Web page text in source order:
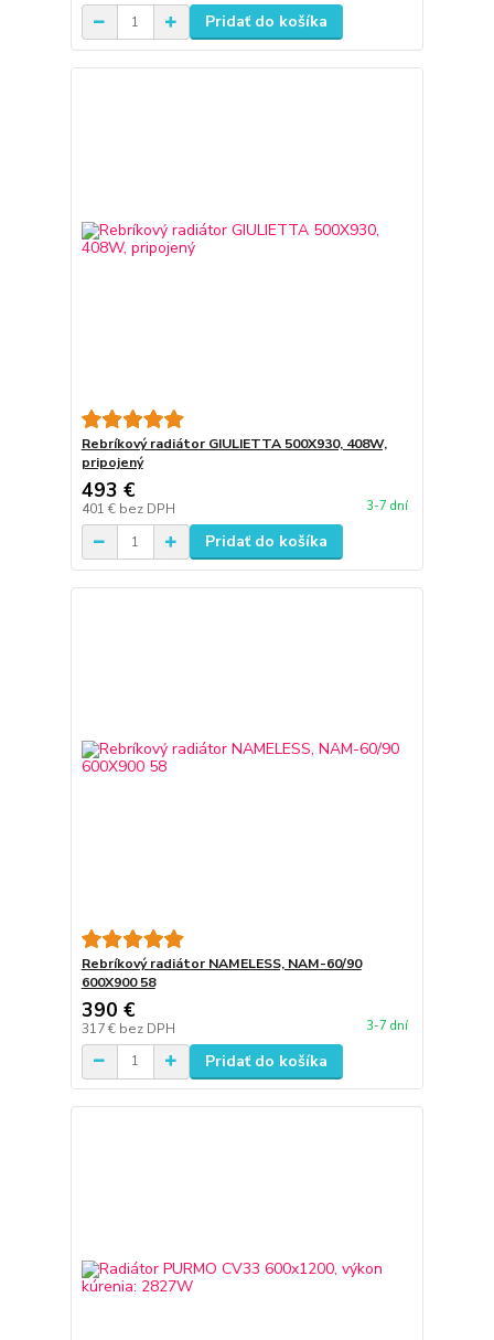
Pridať do košíka
Rebríkový radiátor GIULIETTA 500X930, 408W,
pripojený
493 €
401 € bez DPH 3-7 dní
Pridať do košíka
Rebríkový radiátor NAMELESS, NAM-60/90
600X900 58
390 €
317 € bez DPH 3-7 dní
Pridať do košíka